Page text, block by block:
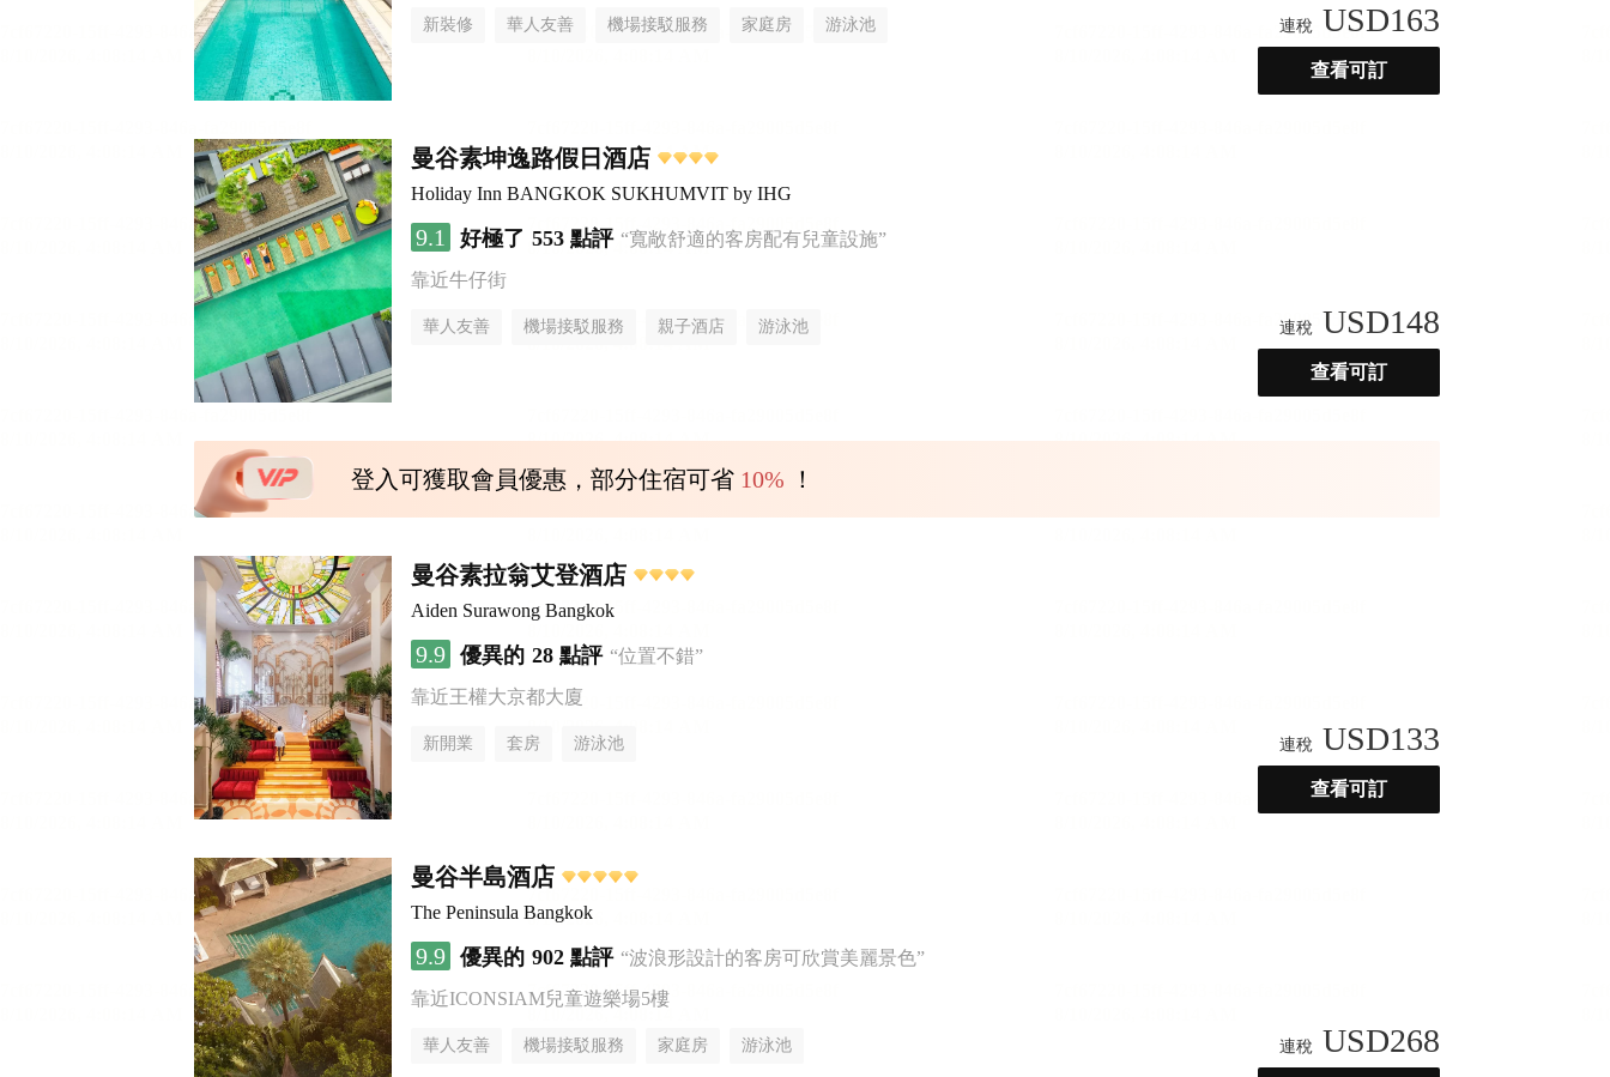
新裝修 華人友善 機場接駁服務 家庭房 游泳池 連稅 USD163
查看可訂
曼谷素坤逸路假日酒店
Holiday Inn BANGKOK SUKHUMVIT by IHG
9.1 好極了 553 點評 “寬敞舒適的客房配有兒童設施”
靠近牛仔街
華人友善 機場接駁服務 親子酒店 游泳池 連稅 USD148
查看可訂
登入可獲取會員優惠，部分住宿可省 10% ！
曼谷素拉翁艾登酒店
Aiden Surawong Bangkok
9.9 優異的 28 點評 “位置不錯”
靠近王權大京都大廈
新開業 套房 游泳池 連稅 USD133
查看可訂
曼谷半島酒店
The Peninsula Bangkok
9.9 優異的 902 點評 “波浪形設計的客房可欣賞美麗景色”
靠近ICONSIAM兒童遊樂場5樓
華人友善 機場接駁服務 家庭房 游泳池 連稅 USD268